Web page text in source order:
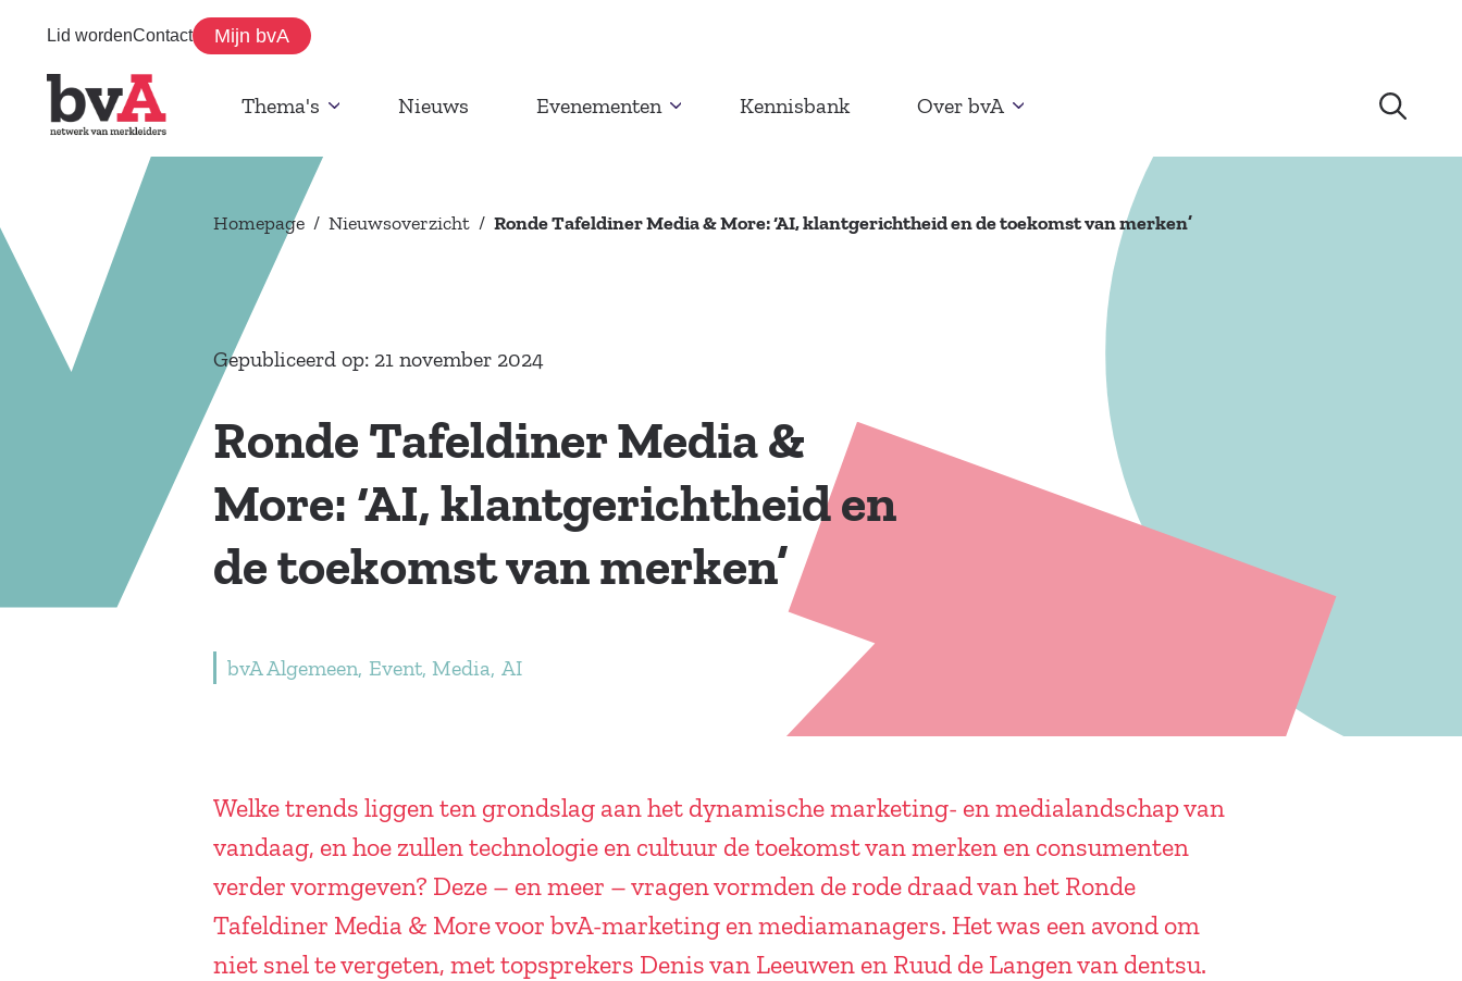
Lid wordenContact Mijn bvA
Thema's Nieuws Evenementen Kennisbank Over bvA
Homepage / Nieuwsoverzicht / Ronde Tafeldiner Media & More: ‘AI, klantgerichtheid en de toekomst van merken’
Gepubliceerd op: 21 november 2024
Ronde Tafeldiner Media &
More: ‘AI, klantgerichtheid en
de toekomst van merken’
bvA Algemeen Event Media AI
Welke trends liggen ten grondslag aan het dynamische marketing- en medialandschap van
vandaag, en hoe zullen technologie en cultuur de toekomst van merken en consumenten
verder vormgeven? Deze – en meer – vragen vormden de rode draad van het Ronde
Tafeldiner Media & More voor bvA-marketing en mediamanagers. Het was een avond om
niet snel te vergeten, met topsprekers Denis van Leeuwen en Ruud de Langen van dentsu.